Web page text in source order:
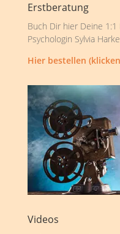
Erstberatung
Buch Dir hier Deine
Psychologin Sylvia
Hier bestellen
Videos